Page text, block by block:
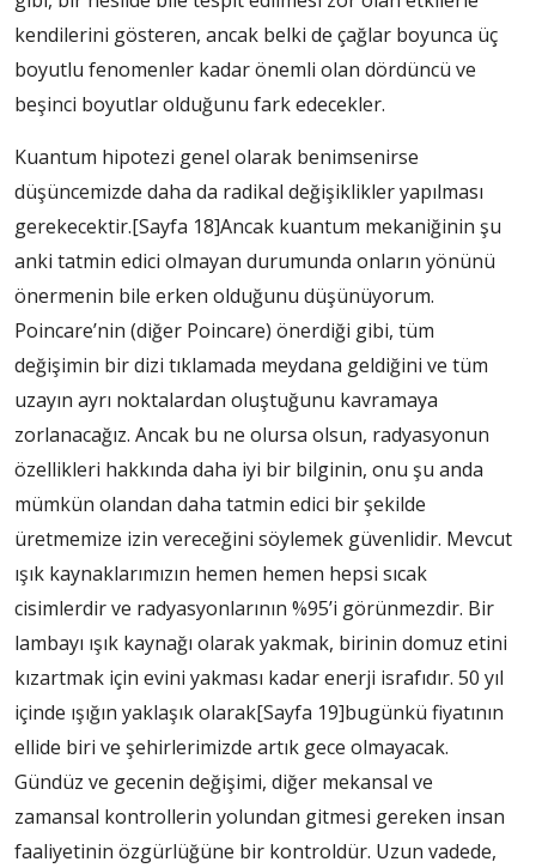
kendilerini gösteren, ancak belki de çağlar boyunca üç
boyutlu fenomenler kadar önemli olan dördüncü ve
beşinci boyutlar olduğunu fark edecekler.
Kuantum hipotezi genel olarak benimsenirse
düşüncemizde daha da radikal değişiklikler yapılması
gerekecektir.[Sayfa 18]Ancak kuantum mekaniğinin şu
anki tatmin edici olmayan durumunda onların yönünü
önermenin bile erken olduğunu düşünüyorum.
Poincare’nin (diğer Poincare) önerdiği gibi, tüm
değişimin bir dizi tıklamada meydana geldiğini ve tüm
uzayın ayrı noktalardan oluştuğunu kavramaya
zorlanacağız. Ancak bu ne olursa olsun, radyasyonun
özellikleri hakkında daha iyi bir bilginin, onu şu anda
mümkün olandan daha tatmin edici bir şekilde
üretmemize izin vereceğini söylemek güvenlidir. Mevcut
ışık kaynaklarımızın hemen hemen hepsi sıcak
cisimlerdir ve radyasyonlarının %95’i görünmezdir. Bir
lambayı ışık kaynağı olarak yakmak, birinin domuz etini
kızartmak için evini yakması kadar enerji israfıdır. 50 yıl
içinde ışığın yaklaşık olarak[Sayfa 19]bugünkü fiyatının
ellide biri ve şehirlerimizde artık gece olmayacak.
Gündüz ve gecenin değişimi, diğer mekansal ve
zamansal kontrollerin yolundan gitmesi gereken insan
faaliyetinin özgürlüğüne bir kontroldür. Uzun vadede,